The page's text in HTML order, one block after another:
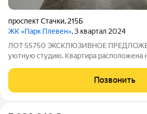
проспект Стачки, 215Б
ЖК «Парк Плевен», 3 квартал 2024
ЛОТ 55750 ЭКСКЛЮЗИВНОЕ
уютную студию. Квартира расположена
электрика, оштукатурены стены под
доступности вся развитая
Позвонить